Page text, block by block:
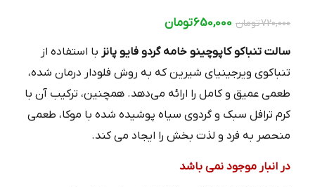
720,000تومان 650,000تومان
سالت تنباکو کاپوچینو خامه گردو فایو پانز با استفاده از
تنباکوی ویرجینیای شیرین که به روش فلودار درمان شده،
طعمی عمیق و کامل را ارائه می‌دهد. همچنین، ترکیب آن با
کرم ترافل سبک و گردوی سیاه پوشیده شده با موکا، طعمی
منحصر به فرد و لذت‌ بخش را ایجاد می‌ کند.
در انبار موجود نمی باشد